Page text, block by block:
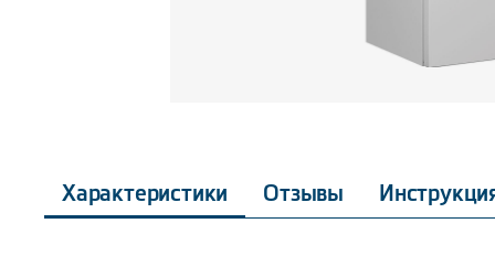
Характеристики Отзывы